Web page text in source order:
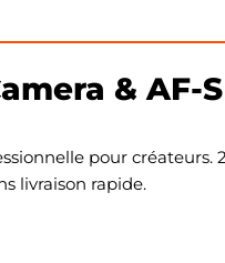
& AF-
pour créateurs.
livraison rapide.